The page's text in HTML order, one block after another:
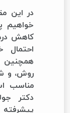
در این
خواهیم
کاهش
احتمال
همچنین
روش، و
مناسب
دکتر